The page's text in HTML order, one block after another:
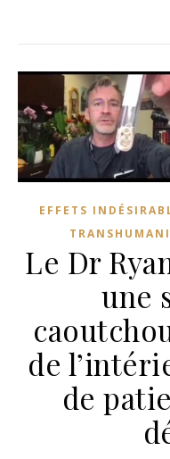
EFFETS
Le Dr
une
de
de